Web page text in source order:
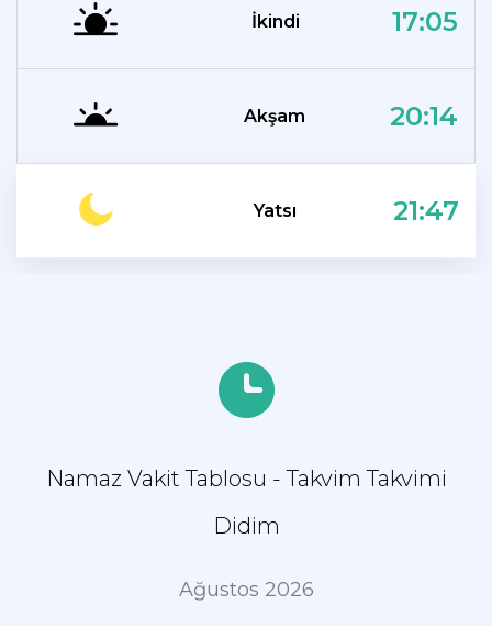
İkindi 17:05
Akşam 20:14
Yatsı 21:47
Namaz Vakit Tablosu - Takvim Takvimi
Didim
Ağustos 2026